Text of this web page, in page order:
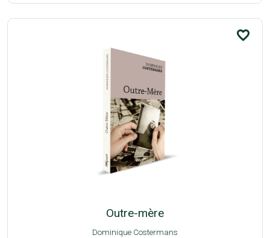
favorite_border
Outre-mère
Dominique Costermans